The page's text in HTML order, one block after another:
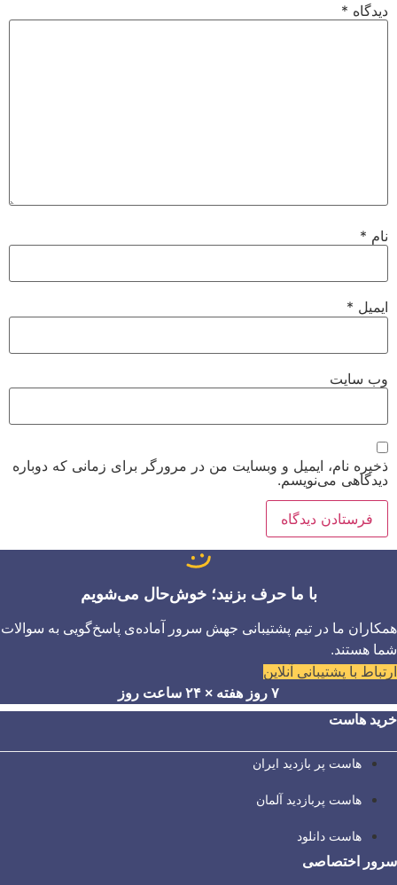
دیدگاه *
نام *
ایمیل *
وب‌ سایت
ذخیره نام، ایمیل و وبسایت من در مرورگر برای زمانی که دوباره
دیدگاهی می‌نویسم.
با ما حرف بزنید؛ خوش‌حال می‌شویم
همکاران ما در تیم پشتیبانی جهش سرور آماده‌ی پاسخ‌گویی به سوالات
شما هستند.
ارتباط با پشتیبانی آنلاین
۷ روز هفته × ۲۴ ساعت روز
خرید هاست
هاست پر بازدید ایران
هاست پربازدید آلمان
هاست دانلود
سرور اختصاصی